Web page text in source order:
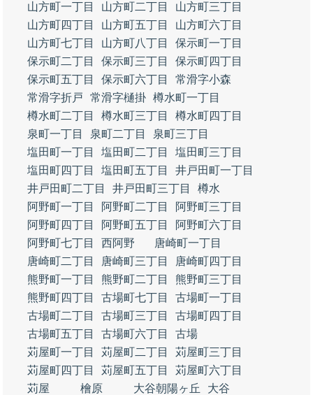
山方町一丁目
山方町二丁目
山方町三丁目
山方町四丁目
山方町五丁目
山方町六丁目
山方町七丁目
山方町八丁目
保示町一丁目
保示町二丁目
保示町三丁目
保示町四丁目
保示町五丁目
保示町六丁目
常滑字小森
常滑字折戸
常滑字樋掛 樽水町一丁目
樽水町二丁目
樽水町三丁目
樽水町四丁目
泉町一丁目
泉町二丁目
泉町三丁目
塩田町一丁目
塩田町二丁目
塩田町三丁目
塩田町四丁目
塩田町五丁目
井戸田町一丁目
井戸田町二丁目
井戸田町三丁目
樽水
阿野町一丁目
阿野町二丁目
阿野町三丁目
阿野町四丁目
阿野町五丁目
阿野町六丁目
阿野町七丁目
西阿野
唐崎町一丁目
唐崎町二丁目
唐崎町三丁目
唐崎町四丁目
熊野町一丁目
熊野町二丁目
熊野町三丁目
熊野町四丁目
古場町七丁目
古場町一丁目
古場町二丁目
古場町三丁目
古場町四丁目
古場町五丁目
古場町六丁目
古場
苅屋町一丁目
苅屋町二丁目
苅屋町三丁目
苅屋町四丁目
苅屋町五丁目
苅屋町六丁目
苅屋
檜原 大谷朝陽ヶ丘
大谷